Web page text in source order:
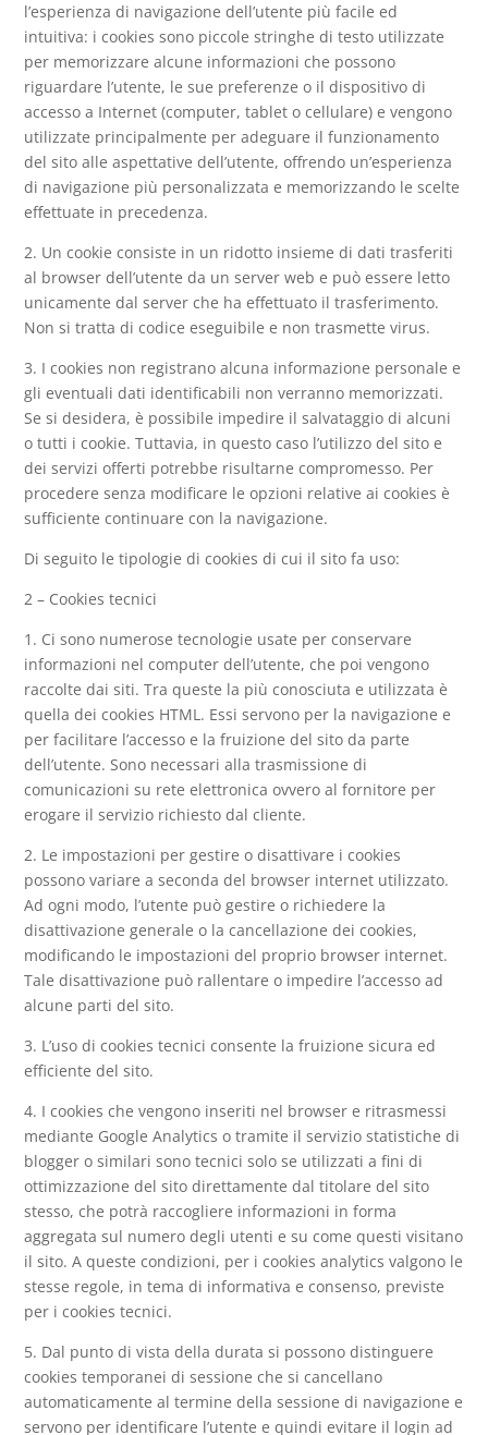
l’esperienza di navigazione dell’utente più facile ed
intuitiva: i cookies sono piccole stringhe di testo utilizzate
per memorizzare alcune informazioni che possono
riguardare l’utente, le sue preferenze o il dispositivo di
accesso a Internet (computer, tablet o cellulare) e vengono
utilizzate principalmente per adeguare il funzionamento
del sito alle aspettative dell’utente, offrendo un’esperienza
di navigazione più personalizzata e memorizzando le scelte
effettuate in precedenza.
2. Un cookie consiste in un ridotto insieme di dati trasferiti
al browser dell’utente da un server web e può essere letto
unicamente dal server che ha effettuato il trasferimento.
Non si tratta di codice eseguibile e non trasmette virus.
3. I cookies non registrano alcuna informazione personale e
gli eventuali dati identificabili non verranno memorizzati.
Se si desidera, è possibile impedire il salvataggio di alcuni
o tutti i cookie. Tuttavia, in questo caso l’utilizzo del sito e
dei servizi offerti potrebbe risultarne compromesso. Per
procedere senza modificare le opzioni relative ai cookies è
sufficiente continuare con la navigazione.
Di seguito le tipologie di cookies di cui il sito fa uso:
2 – Cookies tecnici
1. Ci sono numerose tecnologie usate per conservare
informazioni nel computer dell’utente, che poi vengono
raccolte dai siti. Tra queste la più conosciuta e utilizzata è
quella dei cookies HTML. Essi servono per la navigazione e
per facilitare l’accesso e la fruizione del sito da parte
dell’utente. Sono necessari alla trasmissione di
comunicazioni su rete elettronica ovvero al fornitore per
erogare il servizio richiesto dal cliente.
2. Le impostazioni per gestire o disattivare i cookies
possono variare a seconda del browser internet utilizzato.
Ad ogni modo, l’utente può gestire o richiedere la
disattivazione generale o la cancellazione dei cookies,
modificando le impostazioni del proprio browser internet.
Tale disattivazione può rallentare o impedire l’accesso ad
alcune parti del sito.
3. L’uso di cookies tecnici consente la fruizione sicura ed
efficiente del sito.
4. I cookies che vengono inseriti nel browser e ritrasmessi
mediante Google Analytics o tramite il servizio statistiche di
blogger o similari sono tecnici solo se utilizzati a fini di
ottimizzazione del sito direttamente dal titolare del sito
stesso, che potrà raccogliere informazioni in forma
aggregata sul numero degli utenti e su come questi visitano
il sito. A queste condizioni, per i cookies analytics valgono le
stesse regole, in tema di informativa e consenso, previste
per i cookies tecnici.
5. Dal punto di vista della durata si possono distinguere
cookies temporanei di sessione che si cancellano
automaticamente al termine della sessione di navigazione e
servono per identificare l’utente e quindi evitare il login ad